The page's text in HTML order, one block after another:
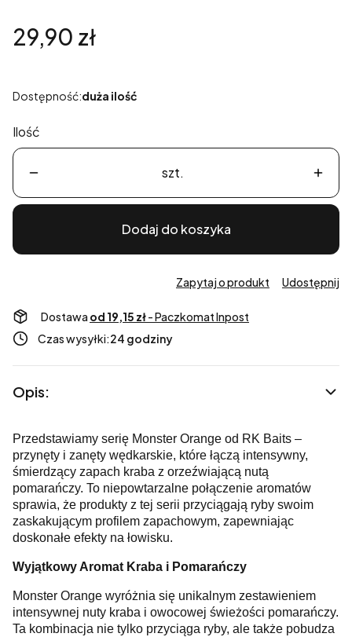
Cena
29,90 zł
Dostępność:duża ilość
Ilość
szt.
Dodaj do koszyka
Zapytaj o produkt Udostępnij
Dostawa od 19,15 zł- Paczkomat Inpost
Czas wysyłki:24 godziny
Opis:
Przedstawiamy serię Monster Orange od RK Baits –
przynęty i zanęty wędkarskie, które łączą intensywny,
śmierdzący zapach kraba z orzeźwiającą nutą
pomarańczy. To niepowtarzalne połączenie aromatów
sprawia, że produkty z tej serii przyciągają ryby swoim
zaskakującym profilem zapachowym, zapewniając
doskonałe efekty na łowisku.
Wyjątkowy Aromat Kraba i Pomarańczy
Monster Orange wyróżnia się unikalnym zestawieniem
intensywnej nuty kraba i owocowej świeżości pomarańczy.
Ta kombinacja nie tylko przyciąga ryby, ale także pobudza